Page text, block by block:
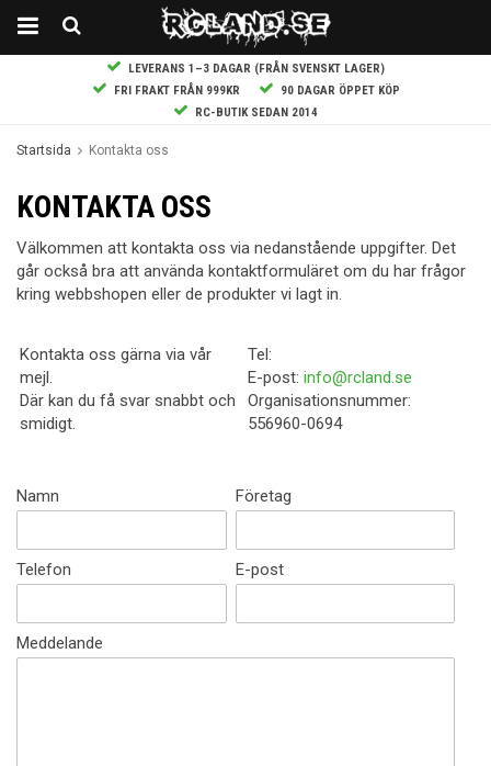
LEVERANS 1–3 DAGAR (FRÅN SVENSKT LAGER)
FRI FRAKT FRÅN 999KR
90 DAGAR ÖPPET KÖP
RC-BUTIK SEDAN 2014
Startsida Kontakta oss
KONTAKTA OSS
Välkommen att kontakta oss via nedanstående uppgifter. Det
går också bra att använda kontaktformuläret om du har frågor
kring webbshopen eller de produkter vi lagt in.
Kontakta oss gärna via vår
mejl.
Där kan du få svar snabbt och
smidigt.
Tel:
E-post: info@rcland.se
Organisationsnummer:
556960-0694
Namn Företag
Telefon E-post
Meddelande